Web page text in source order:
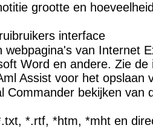
grootte en
interface
webpagina's van Internet
Word en andere. Zie de
Assist voor het opslaan
Commander bekijken van
*.rtf, *htm, *mht en